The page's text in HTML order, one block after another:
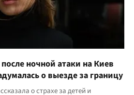
ночной атаки на Киев
о выезде за границу
о страхе за детей и